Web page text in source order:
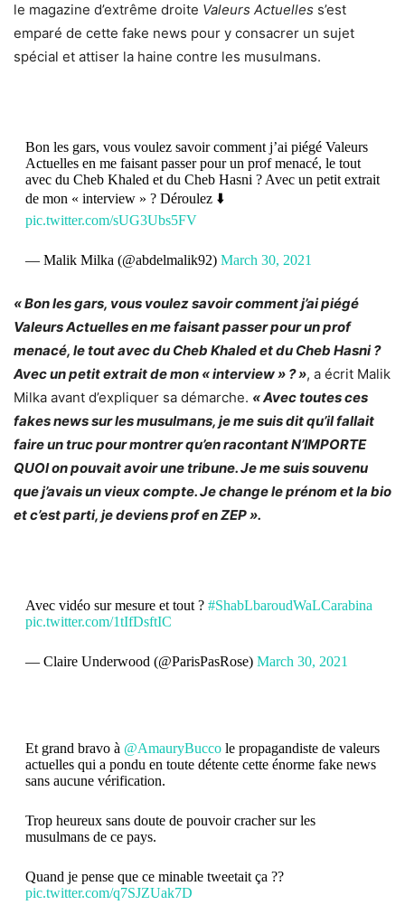
le magazine d’extrême droite Valeurs Actuelles s’est
emparé de cette fake news pour y consacrer un sujet
spécial et attiser la haine contre les musulmans.
Bon les gars, vous voulez savoir comment j’ai piégé Valeurs
Actuelles en me faisant passer pour un prof menacé, le tout
avec du Cheb Khaled et du Cheb Hasni ? Avec un petit extrait
de mon « interview » ? Déroulez ⬇️
pic.twitter.com/sUG3Ubs5FV
— Malik Milka (@abdelmalik92) March 30, 2021
« Bon les gars, vous voulez savoir comment j’ai piégé
Valeurs Actuelles en me faisant passer pour un prof
menacé, le tout avec du Cheb Khaled et du Cheb Hasni ?
Avec un petit extrait de mon « interview » ? », a écrit Malik
Milka avant d’expliquer sa démarche. « Avec toutes ces
fakes news sur les musulmans, je me suis dit qu’il fallait
faire un truc pour montrer qu’en racontant N’IMPORTE
QUOI on pouvait avoir une tribune. Je me suis souvenu
que j’avais un vieux compte. Je change le prénom et la bio
et c’est parti, je deviens prof en ZEP ».
Avec vidéo sur mesure et tout ? #ShabLbaroudWaLCarabina
pic.twitter.com/1tIfDsftIC
— Claire Underwood (@ParisPasRose) March 30, 2021
Et grand bravo à @AmauryBuccole propagandiste de valeurs
actuelles qui a pondu en toute détente cette énorme fake news
sans aucune vérification.
Trop heureux sans doute de pouvoir cracher sur les
musulmans de ce pays.
Quand je pense que ce minable tweetait ça ??
pic.twitter.com/q7SJZUak7D